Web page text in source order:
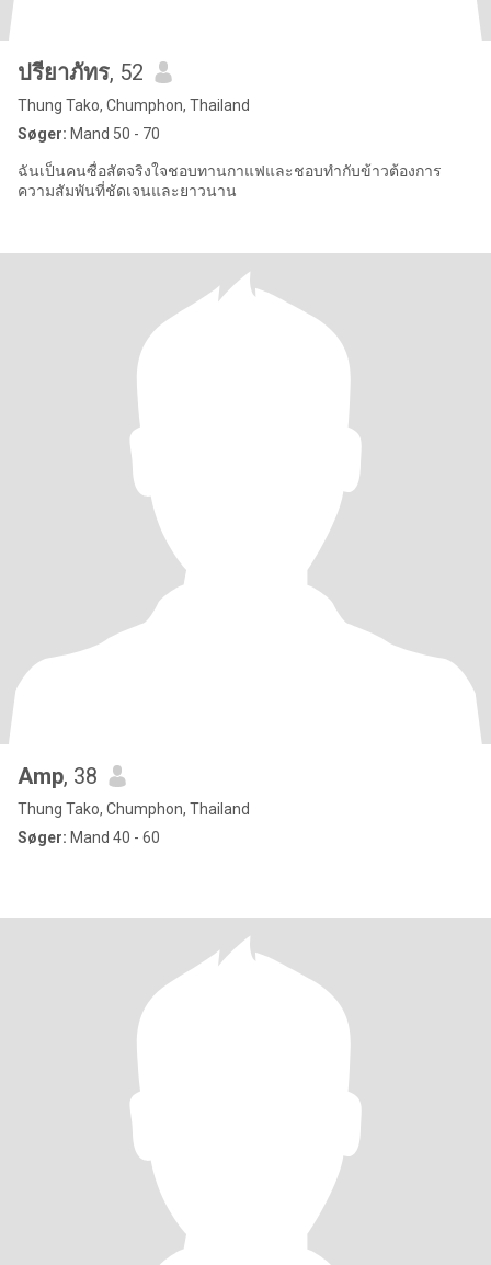
ปรียาภัทร, 52
Thung Tako, Chumphon, Thailand
Søger: Mand 50 - 70
ฉันเป็นคนซื่อสัตจริงใจชอบทานกาแฟและชอบทำกับข้าวต้องการ
ความสัมพันที่ชัดเจนและยาวนาน
Amp, 38
Thung Tako, Chumphon, Thailand
Søger: Mand 40 - 60